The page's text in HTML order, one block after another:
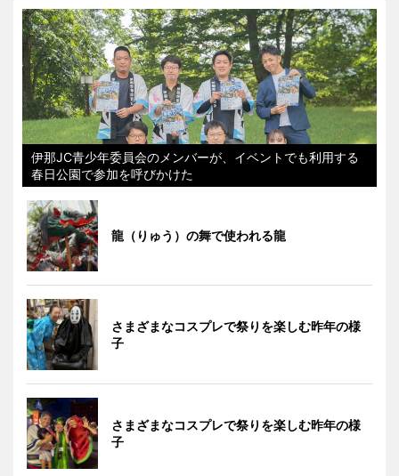
伊那JC青少年委員会のメンバーが、イベントでも利用する
春日公園で参加を呼びかけた
龍（りゅう）の舞で使われる龍
さまざまなコスプレで祭りを楽しむ昨年の様
子
さまざまなコスプレで祭りを楽しむ昨年の様
子